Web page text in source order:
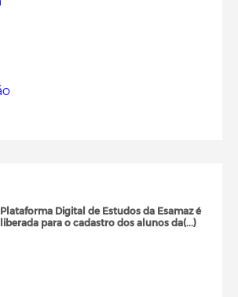
Plataforma Digital de Estudos da Esamaz é
liberada para o cadastro dos alunos da(...)